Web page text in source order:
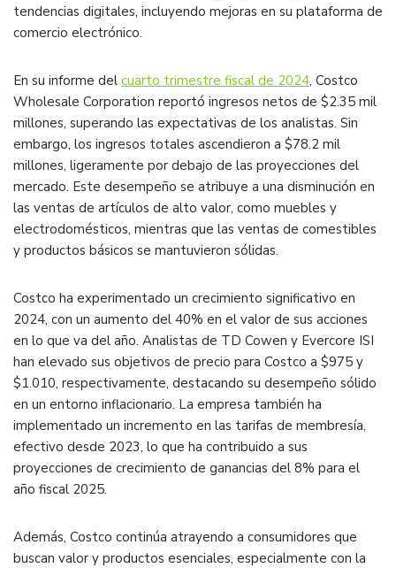
tendencias digitales, incluyendo mejoras en su plataforma de
comercio electrónico.
En su informe del cuarto trimestre fiscal de 2024, Costco
Wholesale Corporation reportó ingresos netos de $2.35 mil
millones, superando las expectativas de los analistas. Sin
embargo, los ingresos totales ascendieron a $78.2 mil
millones, ligeramente por debajo de las proyecciones del
mercado. Este desempeño se atribuye a una disminución en
las ventas de artículos de alto valor, como muebles y
electrodomésticos, mientras que las ventas de comestibles
y productos básicos se mantuvieron sólidas.
Costco ha experimentado un crecimiento significativo en
2024, con un aumento del 40% en el valor de sus acciones
en lo que va del año. Analistas de TD Cowen y Evercore ISI
han elevado sus objetivos de precio para Costco a $975 y
$1.010, respectivamente, destacando su desempeño sólido
en un entorno inflacionario. La empresa también ha
implementado un incremento en las tarifas de membresía,
efectivo desde 2023, lo que ha contribuido a sus
proyecciones de crecimiento de ganancias del 8% para el
año fiscal 2025.
Además, Costco continúa atrayendo a consumidores que
buscan valor y productos esenciales, especialmente con la